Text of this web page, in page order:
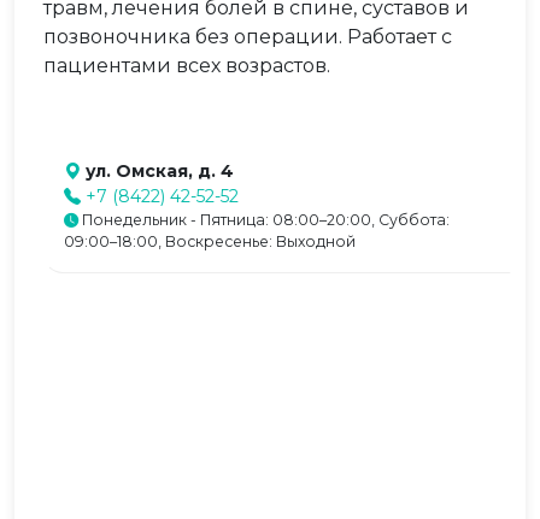
травм, лечения болей в спине, суставов и
позвоночника без операции. Работает с
пациентами всех возрастов.
ул. Омская, д. 4
+7 (8422) 42-52-52
Понедельник - Пятница: 08:00–20:00, Суббота:
09:00–18:00, Воскресенье: Выходной